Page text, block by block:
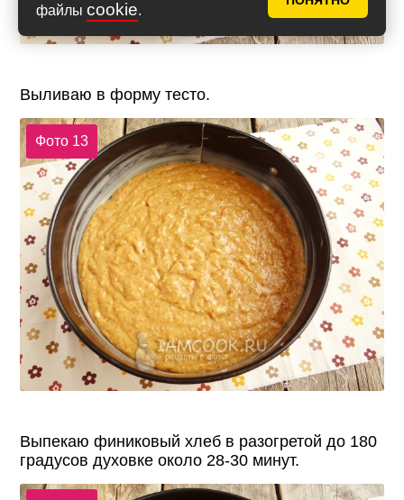
файлы cookie.
Выливаю в форму тесто.
Фото 13
Выпекаю финиковый хлеб в разогретой до 180
градусов духовке около 28-30 минут.